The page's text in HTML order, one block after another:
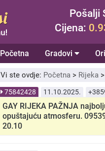
Pošalji
Cijena:
Početna Gradovi
Vi ste ovdje: Početna > Rijeka >
75842428 11.10.2025.
GAY RIJEKA PAŽNJA
opuštajuću atmosferu.
20.10